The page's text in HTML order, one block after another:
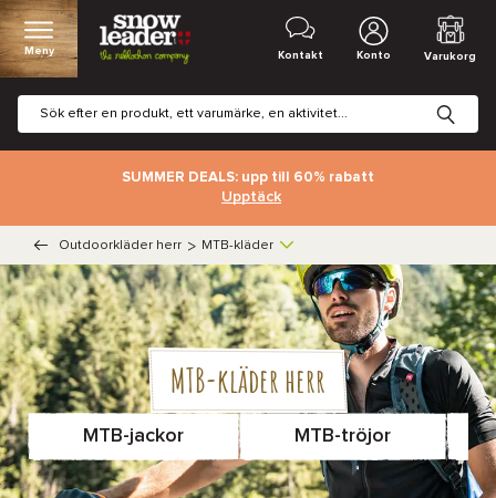
Meny Kontakt Konto Varukorg
SUMMER DEALS: upp till 60% rabatt
Upptäck
Outdoorkläder herr > MTB-kläder
MTB-kläder herr
MTB-jackor MTB-tröjor